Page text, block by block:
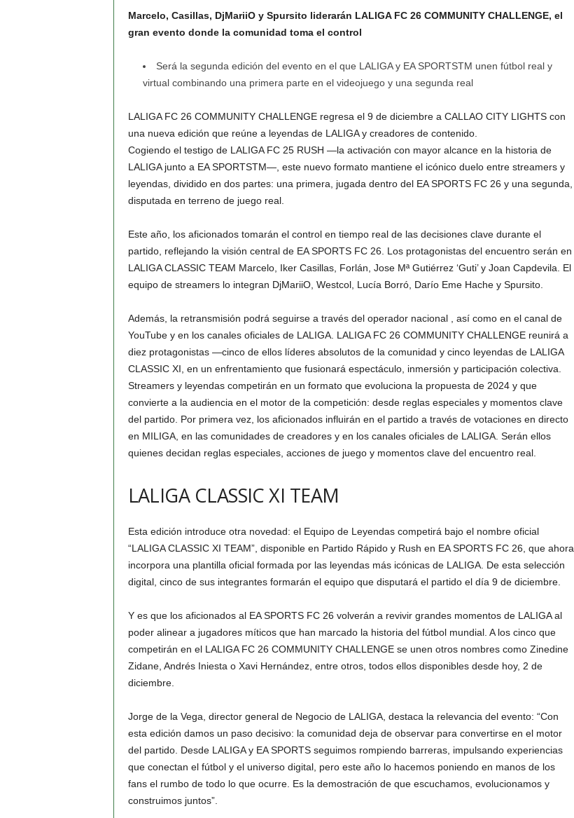
Marcelo, Casillas, DjMariiO y Spursito liderarán LALIGA FC 26 COMMUNITY CHALLENGE, el
gran evento donde la comunidad toma el control
Será la segunda edición del evento en el que LALIGA y EA SPORTSTM unen fútbol real y
virtual combinando una primera parte en el videojuego y una segunda real
LALIGA FC 26 COMMUNITY CHALLENGE regresa el 9 de diciembre a CALLAO CITY LIGHTS con
una nueva edición que reúne a leyendas de LALIGA y creadores de contenido.
Cogiendo el testigo de LALIGA FC 25 RUSH —la activación con mayor alcance en la historia de
LALIGA junto a EA SPORTSTM—, este nuevo formato mantiene el icónico duelo entre streamers y
leyendas, dividido en dos partes: una primera, jugada dentro del EA SPORTS FC 26 y una segunda,
disputada en terreno de juego real.
Este año, los aficionados tomarán el control en tiempo real de las decisiones clave durante el
partido, reflejando la visión central de EA SPORTS FC 26. Los protagonistas del encuentro serán en
LALIGA CLASSIC TEAM Marcelo, Iker Casillas, Forlán, Jose Mª Gutiérrez ‘Guti’ y Joan Capdevila. El
equipo de streamers lo integran DjMariiO, Westcol, Lucía Borró, Darío Eme Hache y Spursito.
Además, la retransmisión podrá seguirse a través del operador nacional , así como en el canal de
YouTube y en los canales oficiales de LALIGA. LALIGA FC 26 COMMUNITY CHALLENGE reunirá a
diez protagonistas —cinco de ellos líderes absolutos de la comunidad y cinco leyendas de LALIGA
CLASSIC XI, en un enfrentamiento que fusionará espectáculo, inmersión y participación colectiva.
Streamers y leyendas competirán en un formato que evoluciona la propuesta de 2024 y que
convierte a la audiencia en el motor de la competición: desde reglas especiales y momentos clave
del partido. Por primera vez, los aficionados influirán en el partido a través de votaciones en directo
en MILIGA, en las comunidades de creadores y en los canales oficiales de LALIGA. Serán ellos
quienes decidan reglas especiales, acciones de juego y momentos clave del encuentro real.
LALIGA CLASSIC XI TEAM
Esta edición introduce otra novedad: el Equipo de Leyendas competirá bajo el nombre oficial
“LALIGA CLASSIC XI TEAM”, disponible en Partido Rápido y Rush en EA SPORTS FC 26, que ahora
incorpora una plantilla oficial formada por las leyendas más icónicas de LALIGA. De esta selección
digital, cinco de sus integrantes formarán el equipo que disputará el partido el día 9 de diciembre.
Y es que los aficionados al EA SPORTS FC 26 volverán a revivir grandes momentos de LALIGA al
poder alinear a jugadores míticos que han marcado la historia del fútbol mundial. A los cinco que
competirán en el LALIGA FC 26 COMMUNITY CHALLENGE se unen otros nombres como Zinedine
Zidane, Andrés Iniesta o Xavi Hernández, entre otros, todos ellos disponibles desde hoy, 2 de
diciembre.
Jorge de la Vega, director general de Negocio de LALIGA, destaca la relevancia del evento: “Con
esta edición damos un paso decisivo: la comunidad deja de observar para convertirse en el motor
del partido. Desde LALIGA y EA SPORTS seguimos rompiendo barreras, impulsando experiencias
que conectan el fútbol y el universo digital, pero este año lo hacemos poniendo en manos de los
fans el rumbo de todo lo que ocurre. Es la demostración de que escuchamos, evolucionamos y
construimos juntos”.